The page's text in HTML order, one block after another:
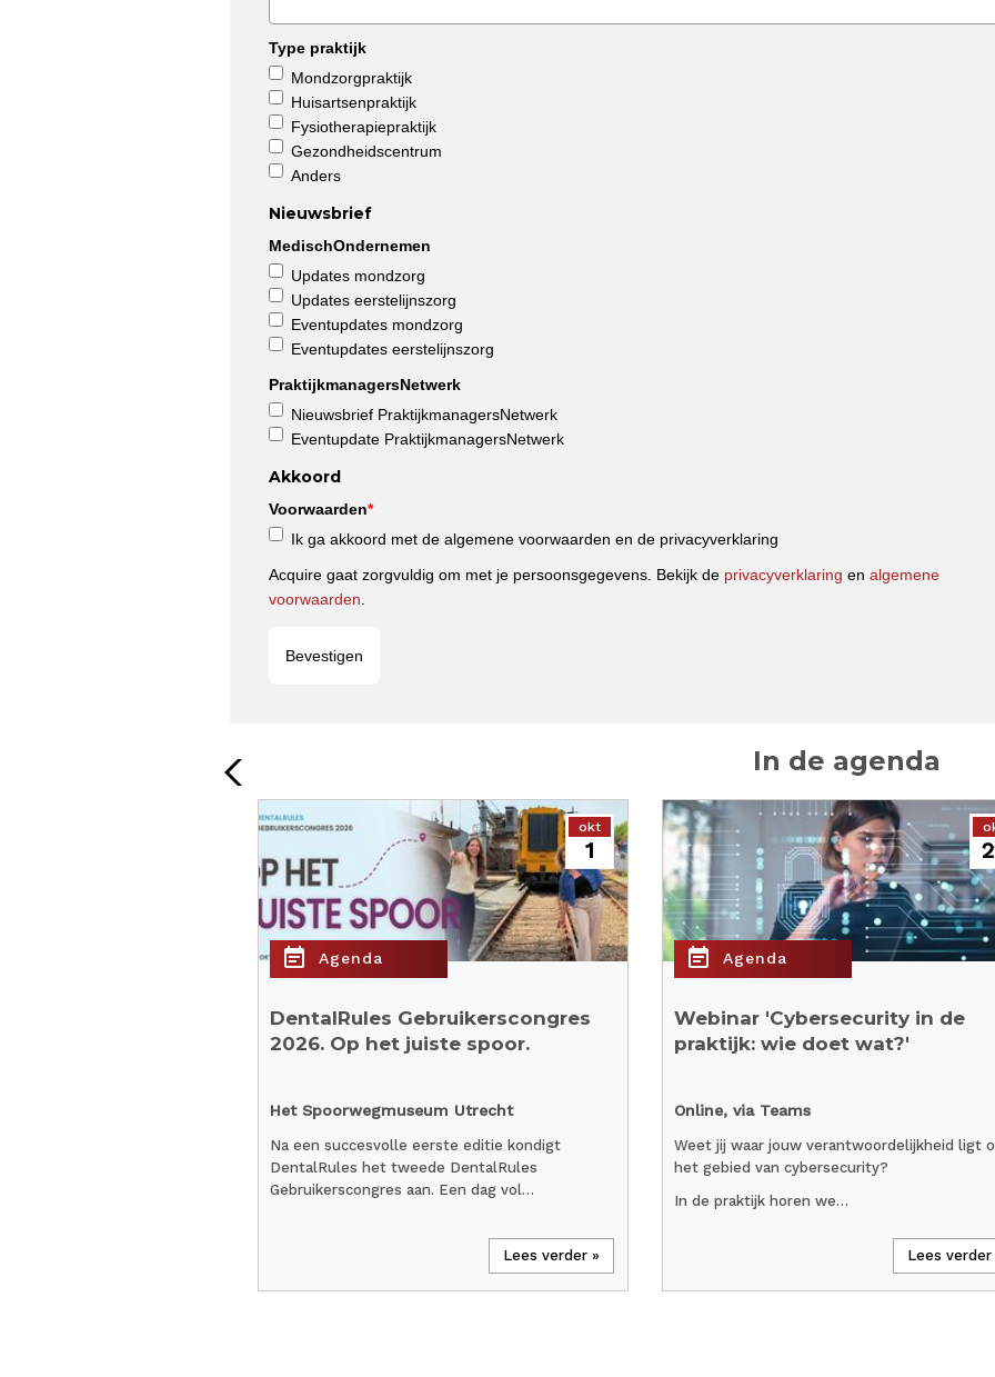
Type praktijk
Mondzorgpraktijk
Huisartsenpraktijk
Fysiotherapiepraktijk
Gezondheidscentrum
Anders
Nieuwsbrief
MedischOndernemen
Updates mondzorg
Updates eerstelijnszorg
Eventupdates mondzorg
Eventupdates eerstelijnszorg
PraktijkmanagersNetwerk
Nieuwsbrief PraktijkmanagersNetwerk
Eventupdate PraktijkmanagersNetwerk
Akkoord
Voorwaarden*
Ik ga akkoord met de algemene voorwaarden en de privacyverklaring
Acquire gaat zorgvuldig om met je persoonsgegevens. Bekijk de privacyverklaring en algemene
voorwaarden.
Bevestigen
In de agenda
okt
1
event_note Agenda
DentalRules Gebruikerscongres
2026. Op het juiste spoor.
Het Spoorwegmuseum Utrecht
Na een succesvolle eerste editie kondigt
DentalRules het tweede DentalRules
Gebruikerscongres aan. Een dag vol…
Lees verder »
event_note Agenda
Webinar 'Cybersecurity in de
praktijk: wie doet wat?'
Online, via Teams
Weet jij waar jouw verantwoordelijkheid ligt
het gebied van cybersecurity?
In de praktijk horen we…
Lees verder